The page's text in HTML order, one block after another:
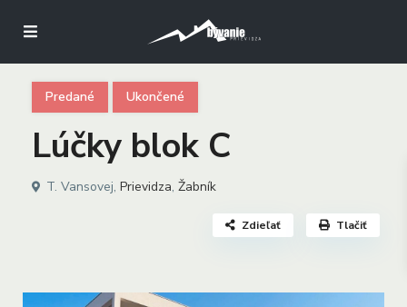
Predané Ukončené
Lúčky blok C
T. Vansovej, Prievidza, Žabník
Zdieľať Tlačiť